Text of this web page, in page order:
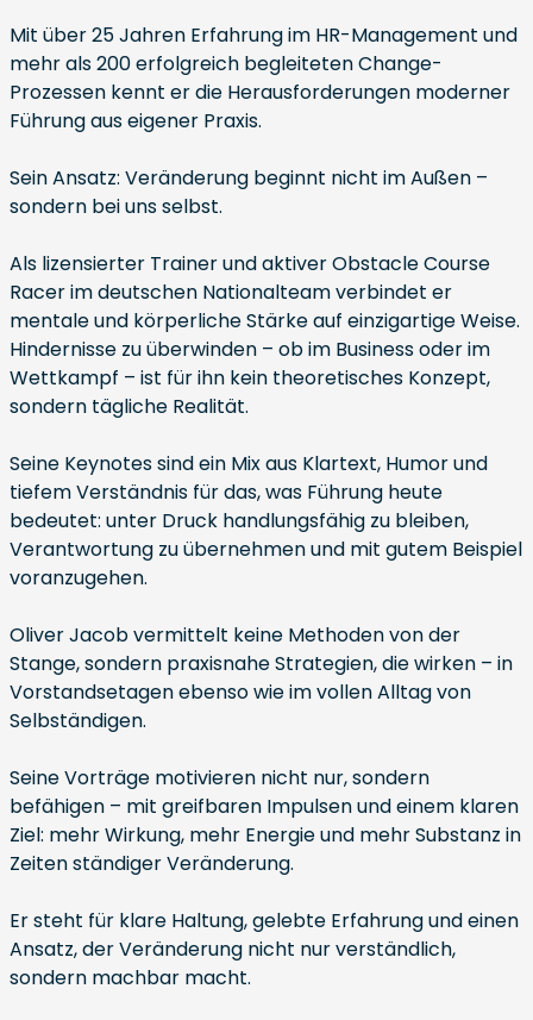
Mit über 25 Jahren Erfahrung im HR-Management und
mehr als 200 erfolgreich begleiteten Change-
Prozessen kennt er die Herausforderungen moderner
Führung aus eigener Praxis.
Sein Ansatz: Veränderung beginnt nicht im Außen –
sondern bei uns selbst.
Als lizensierter Trainer und aktiver Obstacle Course
Racer im deutschen Nationalteam verbindet er
mentale und körperliche Stärke auf einzigartige Weise.
Hindernisse zu überwinden – ob im Business oder im
Wettkampf – ist für ihn kein theoretisches Konzept,
sondern tägliche Realität.
Seine Keynotes sind ein Mix aus Klartext, Humor und
tiefem Verständnis für das, was Führung heute
bedeutet: unter Druck handlungsfähig zu bleiben,
Verantwortung zu übernehmen und mit gutem Beispiel
voranzugehen.
Oliver Jacob vermittelt keine Methoden von der
Stange, sondern praxisnahe Strategien, die wirken – in
Vorstandsetagen ebenso wie im vollen Alltag von
Selbständigen.
Seine Vorträge motivieren nicht nur, sondern
befähigen – mit greifbaren Impulsen und einem klaren
Ziel: mehr Wirkung, mehr Energie und mehr Substanz in
Zeiten ständiger Veränderung.
Er steht für klare Haltung, gelebte Erfahrung und einen
Ansatz, der Veränderung nicht nur verständlich,
sondern machbar macht.